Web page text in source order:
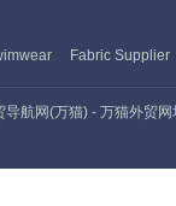
Fabric Supplier
航网(万猫) - 万猫外贸